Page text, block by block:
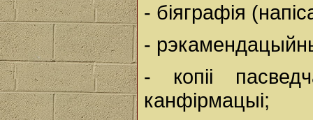
- біяграфія
-
- копіі
канфірмацыі;